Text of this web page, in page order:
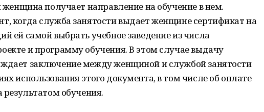
женщина получает направление на обучение в нем.
когда служба занятости выдает женщине сертификат на
ей самой выбрать учебное заведение из числа
и программу обучения. В этом случае выдачу
заключение между женщиной и службой занятости
использования этого документа, в том числе об оплате
результатом обучения.